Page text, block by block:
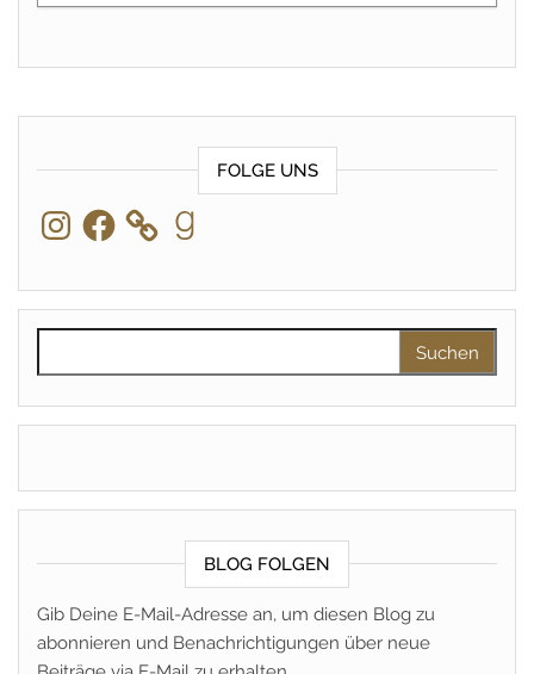
FOLGE UNS
InstagramFacebook Goodreads
BLOG FOLGEN
Gib Deine E-Mail-Adresse an, um diesen Blog zu
abonnieren und Benachrichtigungen über neue